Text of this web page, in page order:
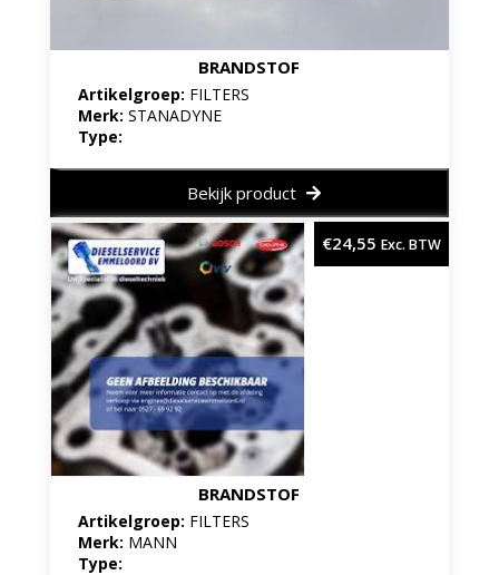
BRANDSTOF
Artikelgroep: FILTERS
Merk: STANADYNE
Type:
Bekijk product
BRANDSTOF
Artikelgroep: FILTERS
Merk: MANN
Type:
€24,55 Exc. BTW